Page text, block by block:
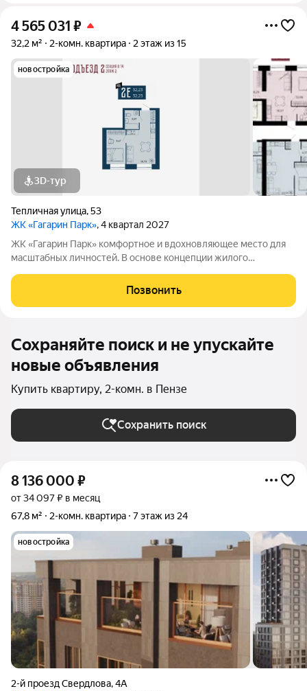
4 565 031 ₽
32,2 м² 2-комн. квартира 2 этаж из 15
новостройка
3D-тур
Тепличная улица,53
ЖК «Гагарин Парк», 4 квартал 2027
ЖК «Гагарин Парк» комфортное и вдохновляющее место для
масштабных личностей. В основе концепции жилого
великого летчика-космонавта и героя СССР. Жилой квартал
«Гагарин Парк» расположился в
Позвонить
Сохраняйте поиск и не упускайте
новые объявления
Купить квартиру, 2-комн. в Пензе
Сохранить поиск
8 136 000 ₽
от 34 097 ₽ в месяц
67,8 м²
2-комн. квартира 7 этаж из 24
новостройка
2-й проезд Свердлова,4А